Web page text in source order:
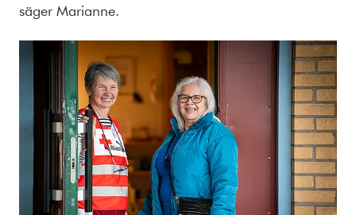
säger Marianne.